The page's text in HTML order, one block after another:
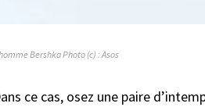
Bershka Photo (c) : Asos
ce cas, osez une paire